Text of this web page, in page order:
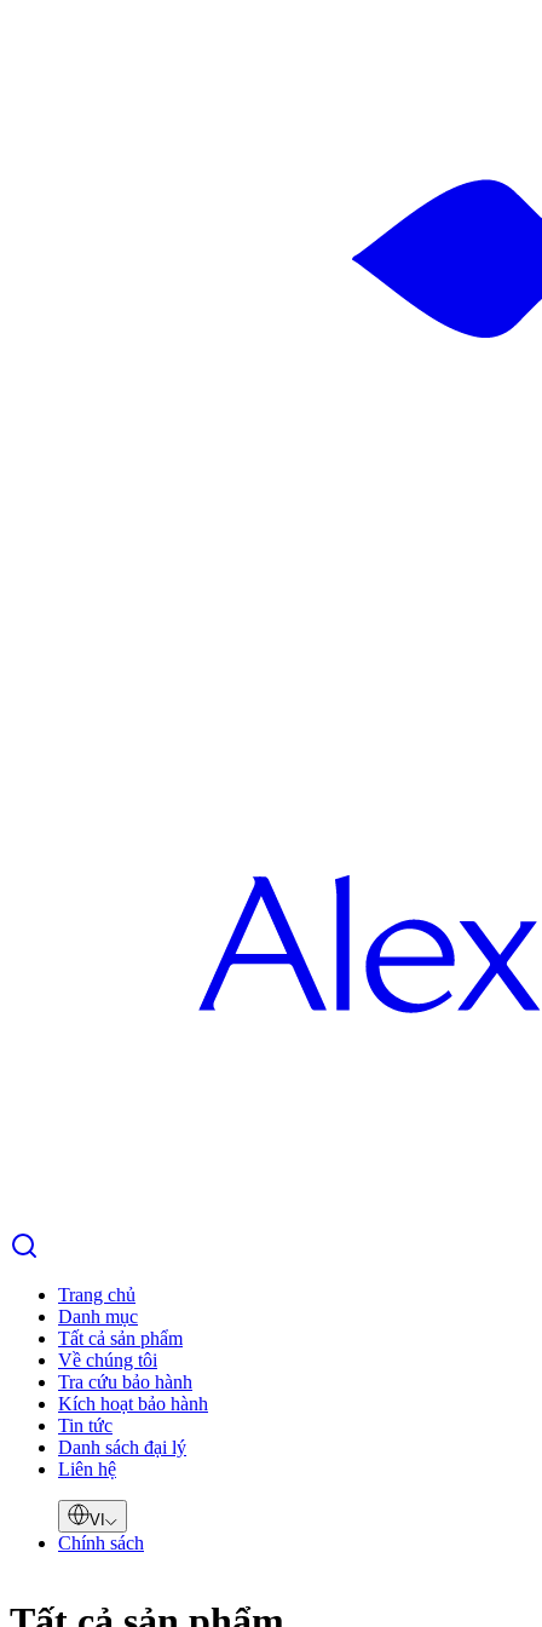
Trang chủ
Danh mục
Tất cả sản phẩm
Về chúng tôi
Tra cứu bảo hành
Kích hoạt bảo hành
Tin tức
Danh sách đại lý
Liên hệ
VI
Chính sách